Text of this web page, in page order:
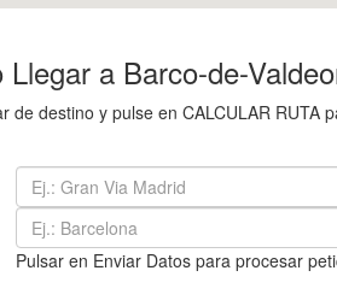
a Barco-de-
de destino y pulse en CALCULAR
Pulsar en Enviar Datos para procesar